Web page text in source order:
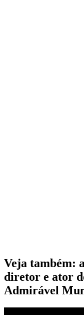
Veja também:
diretor e ator
Admirável